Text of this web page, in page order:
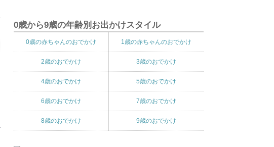
0歳から9歳の年齢別お出かけスタイル
0歳の赤ちゃんのおでかけ 1歳の赤ちゃんのおでかけ
2歳のおでかけ 3歳のおでかけ
4歳のおでかけ 5歳のおでかけ
6歳のおでかけ 7歳のおでかけ
8歳のおでかけ 9歳のおでかけ